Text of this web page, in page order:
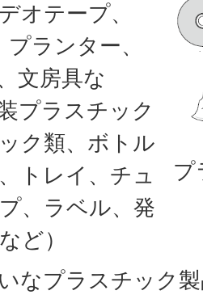
プ
オテープ、
ランター、
文房具な
プラスチック
ク類、ボトル
トレイ、チュ
、ラベル、発
ど）
なプラスチック